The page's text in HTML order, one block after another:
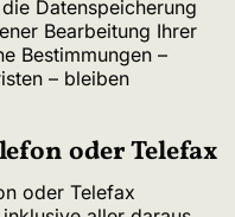
Datenspeicherung
Bearbeitung Ihrer
Bestimmungen –
– bleiben
oder Telefax
oder Telefax